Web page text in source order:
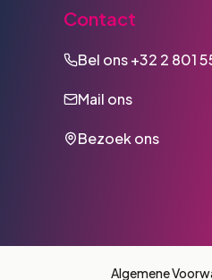
Contact
Bel ons+32 2 801
Mail ons
Bezoek ons
Algemene